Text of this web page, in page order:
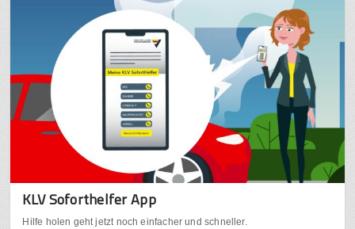
KLV Soforthelfer App
Hilfe holen geht jetzt noch einfacher und schneller.